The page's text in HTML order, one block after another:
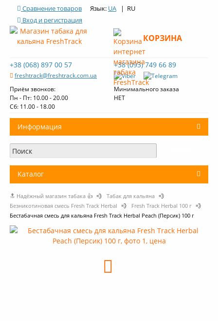
Сравнение товаров Язык: UA | RU
Вход и регистрация
+38 (068) 897 00 57
freshtrack@freshtrack.com.ua
+38 (093) 749 66 89
Приём звонков:
Пн - Пт: 10.00 - 20.00
Cб: 11.00 - 18.00
Минимального заказа
НЕТ
КОРЗИНА
Информация
О нас
Доставка и оплата
Обзоры табака Fresh Track
Каталог
Табак для кальяна
Уголь для кальяна
Кальяны
🔝 Надёжный магазин табака 👍 💨 Табак для кальяна 💨
Безникотиновая смесь Fresh Track Herbal 💨 Fresh Track Herbal 100 г 💨
Бестабачная смесь для кальяна Fresh Track Herbal Peach (Персик) 100 г